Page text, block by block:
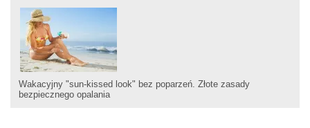
Wakacyjny "sun-kissed look" bez poparzeń. Złote zasady
bezpiecznego opalania